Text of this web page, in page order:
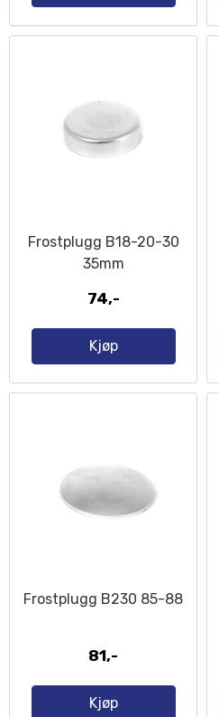
Frostplugg B18-20-30
35mm
74,-
Kjøp
Frostplugg B230 85-88
81,-
Kjøp